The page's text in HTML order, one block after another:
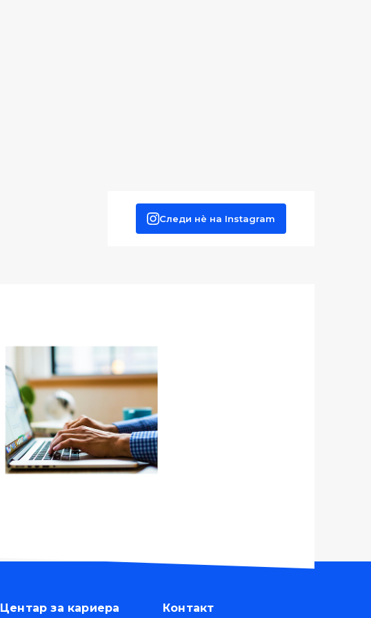
Следи нè на Instagram
Центар за кариера Контакт